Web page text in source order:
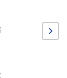
- 56 -